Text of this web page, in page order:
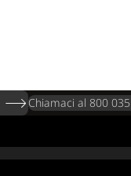
Chiamaci al 800